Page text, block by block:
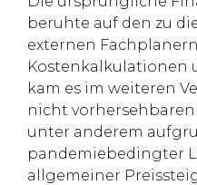
beruhte auf den zu
externen
Kostenkalkulationen
kam es im weiteren
nicht
unter anderem
pandemiebedingter
allgemeiner